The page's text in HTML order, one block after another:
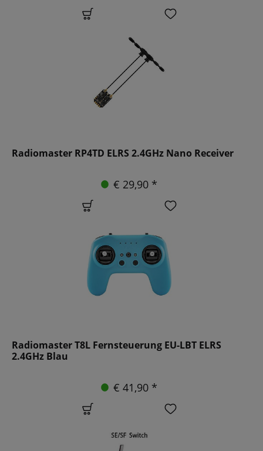
Radiomaster RP4TD ELRS 2.4GHz Nano Receiver
€ 29,90 *
Radiomaster T8L Fernsteuerung EU-LBT ELRS
2.4GHz Blau
€ 41,90 *